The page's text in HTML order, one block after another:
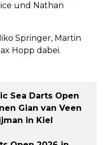
und Nathan
Springer, Martin
Hopp dabei.
Sea Darts Open
Gian van Veen
in Kiel